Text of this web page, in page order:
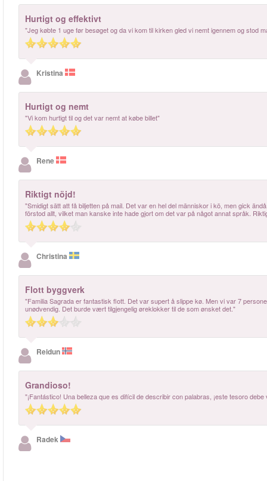
Hurtigt og effektivt
"Jeg købte 1 uge før besøget og da vi kom til kirken gled vi nemt igennem og
Kristina
Hurtigt og nemt
"Vi kom hurtigt til og det var nemt at købe billet"
Rene
Riktigt nöjd!
"Smidigt sätt att få biljetten på mail. Det var en hel del människor i kö, men gick
förstod allt, vilket man kanske inte hade gjort om det var på något annat språk.
Christina
Flott byggverk
"Familia Sagrada er fantastisk flott. Det var supert å slippe kø. Men vi var 7
unødvendig. Det burde vært tilgjengelig øreklokker til de som ønsket det."
Reidun
Grandioso!
"¡Fantástico! Una belleza que es difícil de describir con palabras, ¡este tesoro
Radek